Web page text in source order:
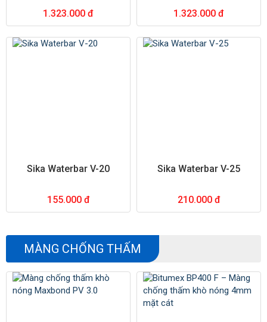
1.323.000 đ 1.323.000 đ
Sika Waterbar V-20
155.000 đ
Sika Waterbar V-25
210.000 đ
MÀNG CHỐNG THẤM